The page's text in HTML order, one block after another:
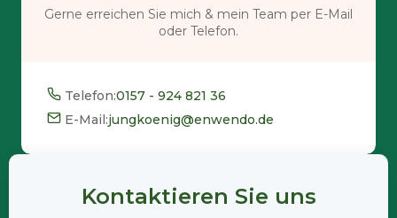
Gerne erreichen Sie mich & mein Team per E-Mail
oder Telefon.
Telefon:0157 - 924 821 36
E-Mail:jungkoenig@enwendo.de
Kontaktieren Sie uns